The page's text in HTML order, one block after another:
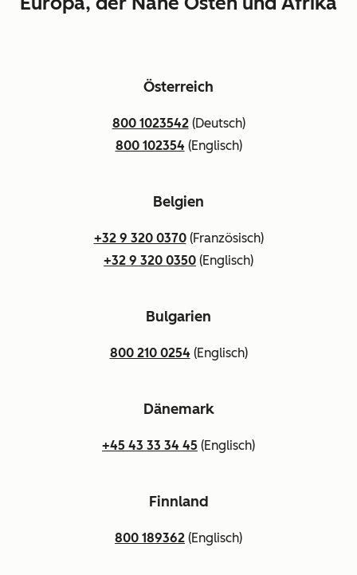
Österreich
800 1023542(Deutsch)
800 102354 (Englisch)
Belgien
+32 9 320 0370(Französisch)
+32 9 320 0350 (Englisch)
Bulgarien
800 210 0254 (Englisch)
Dänemark
+45 43 33 34 45 (Englisch)
Finnland
800 189362 (Englisch)